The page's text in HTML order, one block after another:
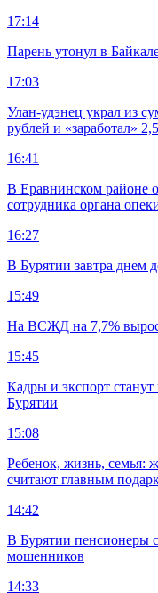
17:14
Парень утонул в
17:03
Улан-удэнец украл из
рублей и «заработал»
16:41
В Еравнинском районе
сотрудника органа
16:27
В Бурятии завтра днем
15:49
На ВСЖД на 7,7%
15:45
Кадры и экспорт
Бурятии
15:08
Ребенок, жизнь, семья:
считают главным
14:42
В Бурятии пенсионеры
мошенников
14:33